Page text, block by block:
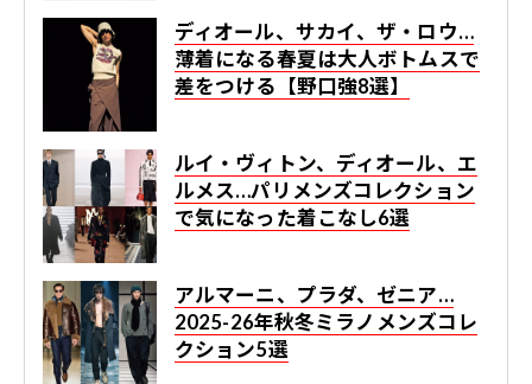
ディオール、サカイ、ザ・ロウ…
薄着になる春夏は大人ボトムスで
差をつける【野口強8選】
ルイ・ヴィトン、ディオール、エ
ルメス…パリメンズコレクション
で気になった着こなし6選
アルマーニ、プラダ、ゼニア…
2025-26年秋冬ミラノメンズコレ
クション5選